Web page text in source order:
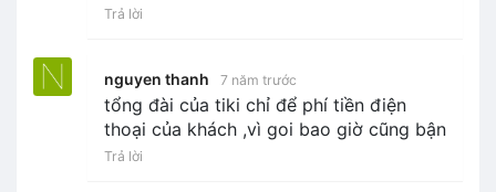
Trả lời
nguyen thanh 7 năm trước
tổng đài của tiki chỉ để phí tiền điện
thoại của khách ,vì goi bao giờ cũng bận
Trả lời